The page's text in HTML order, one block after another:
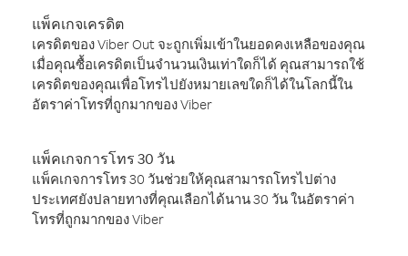
แพ็คเกจเครดิต
เครดิตของ Viber Out จะถูกเพิ่มเข้าในยอดคงเหลือของคุณ
เมื่อคุณซื้อเครดิตเป็นจำนวนเงินเท่าใดก็ได้ คุณสามารถใช้
เครดิตของคุณเพื่อโทรไปยังหมายเลขใดก็ได้ในโลกนี้ใน
อัตราค่าโทรที่ถูกมากของ Viber
แพ็คเกจการโทร 30 วัน
แพ็คเกจการโทร 30 วันช่วยให้คุณสามารถโทรไปต่าง
ประเทศยังปลายทางที่คุณเลือกได้นาน 30 วัน ในอัตราค่า
โทรที่ถูกมากของ Viber